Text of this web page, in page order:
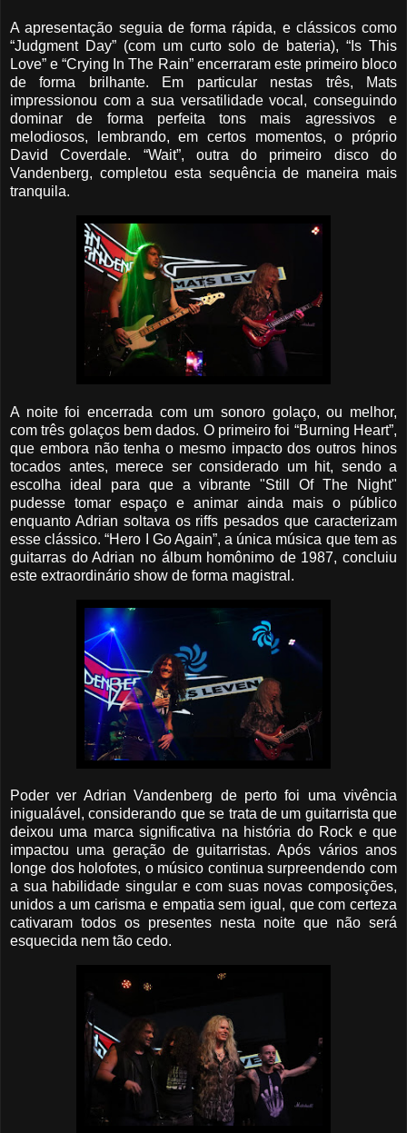
A apresentação seguia de forma rápida, e clássicos como
“Judgment Day” (com um curto solo de bateria), “Is This
Love” e “Crying In The Rain” encerraram este primeiro bloco
de forma brilhante. Em particular nestas três, Mats
impressionou com a sua versatilidade vocal, conseguindo
dominar de forma perfeita tons mais agressivos e
melodiosos, lembrando, em certos momentos, o próprio
David Coverdale. “Wait”, outra do primeiro disco do
Vandenberg, completou esta sequência de maneira mais
tranquila.
A noite foi encerrada com um sonoro golaço, ou melhor,
com três golaços bem dados. O primeiro foi “Burning Heart”,
que embora não tenha o mesmo impacto dos outros hinos
tocados antes, merece ser considerado um hit, sendo a
escolha ideal para que a vibrante "Still Of The Night"
pudesse tomar espaço e animar ainda mais o público
enquanto Adrian soltava os riffs pesados que caracterizam
esse clássico. “Hero I Go Again”, a única música que tem as
guitarras do Adrian no álbum homônimo de 1987, concluiu
este extraordinário show de forma magistral.
Poder ver Adrian Vandenberg de perto foi uma vivência
inigualável, considerando que se trata de um guitarrista que
deixou uma marca significativa na história do Rock e que
impactou uma geração de guitarristas. Após vários anos
longe dos holofotes, o músico continua surpreendendo com
a sua habilidade singular e com suas novas composições,
unidos a um carisma e empatia sem igual, que com certeza
cativaram todos os presentes nesta noite que não será
esquecida nem tão cedo.